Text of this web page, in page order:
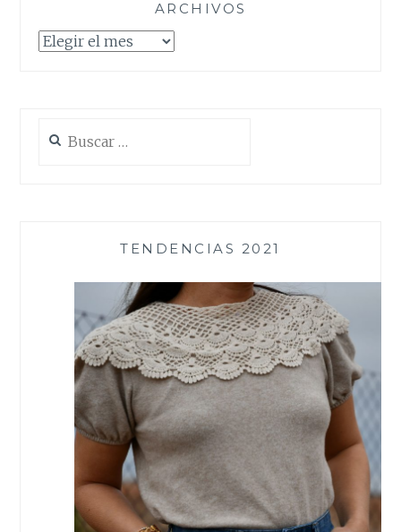
ARCHIVOS
Archivos
TENDENCIAS 2021